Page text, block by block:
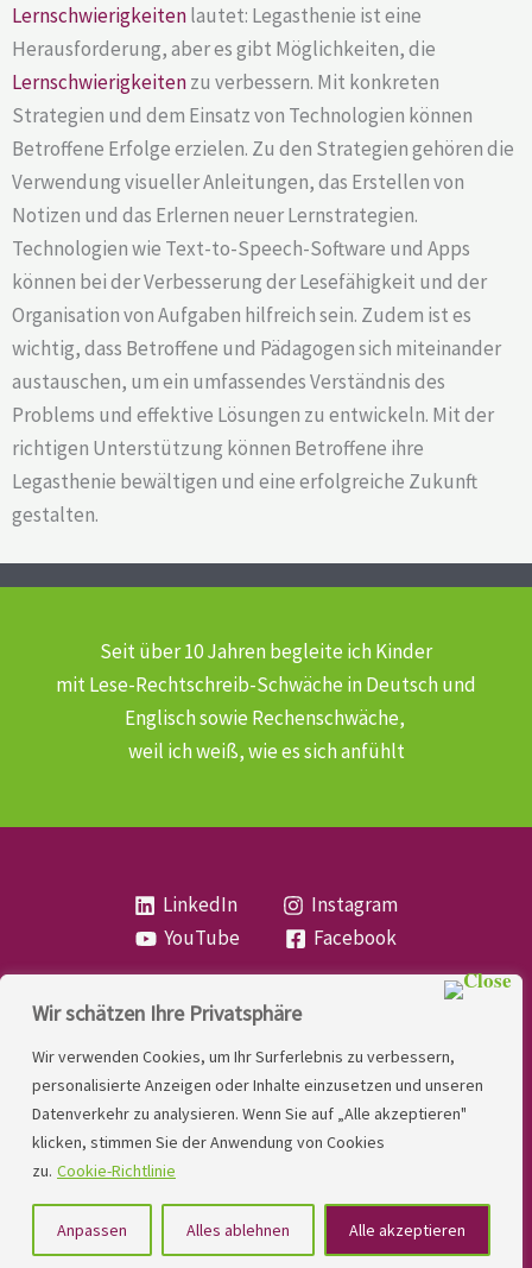
Wir schätzen Ihre Privatsphäre
Wir verwenden Cookies, um Ihr Surferlebnis zu verbessern,
personalisierte Anzeigen oder Inhalte einzusetzen und unseren
Datenverkehr zu analysieren. Wenn Sie auf „Alle akzeptieren"
klicken, stimmen Sie der Anwendung von Cookies
zu. Cookie-Richtlinie
Anpassen Alles ablehnen Alle akzeptieren
Lernschwierigkeitenlautet: Legasthenie ist eine
Herausforderung, aber es gibt Möglichkeiten, die
Lernschwierigkeitenzu verbessern. Mit konkreten
Strategien und dem Einsatz von Technologien können
Betroffene Erfolge erzielen. Zu den Strategien gehören die
Verwendung visueller Anleitungen, das Erstellen von
Notizen und das Erlernen neuer Lernstrategien.
Technologien wie Text-to-Speech-Software und Apps
können bei der Verbesserung der Lesefähigkeit und der
Organisation von Aufgaben hilfreich sein. Zudem ist es
wichtig, dass Betroffene und Pädagogen sich miteinander
austauschen, um ein umfassendes Verständnis des
Problems und effektive Lösungen zu entwickeln. Mit der
richtigen Unterstützung können Betroffene ihre
Legasthenie bewältigen und eine erfolgreiche Zukunft
gestalten.
Seit über 10 Jahren begleite ich Kinder
mit Lese-Rechtschreib-Schwächein Deutsch und
Englisch sowie Rechenschwäche,
weil ich weiß, wie es sich anfühlt
LinkedIn
Instagram
YouTube
Facebook
LINDNER. 2026 | Powered by
Kontakt
Datenschutzerklärung